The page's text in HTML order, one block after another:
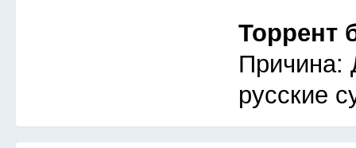
Торрент
Причина:
русские